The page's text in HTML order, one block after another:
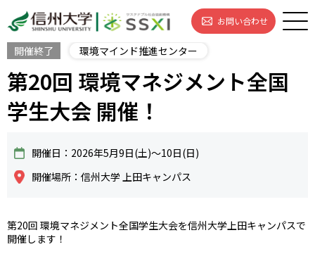
お問い合わせ
開催終了 環境マインド推進センター
第20回 環境マネジメント全国
学生大会 開催！
開催日：2026年5月9日(土)～10日(日)
開催場所：信州大学 上田キャンパス
第20回 環境マネジメント全国学生大会を信州大学上田キャンパスで
開催します！